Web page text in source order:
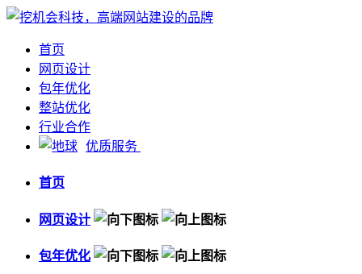
首页
网页设计
包年优化
整站优化
行业合作
优质服务
首页
网页设计
包年优化